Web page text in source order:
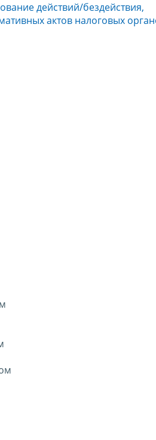
действий/бездействия,
актов налоговых